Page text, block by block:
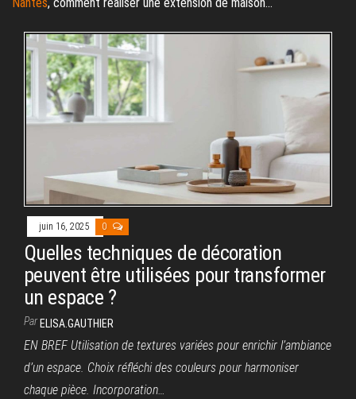
juin 16, 2025 0
Quelles techniques de décoration
peuvent être utilisées pour transformer
un espace ?
Par ELISA.GAUTHIER
EN BREF Utilisation de textures variées pour enrichir l’ambiance
d’un espace. Choix réfléchi des couleurs pour harmoniser
chaque pièce. Incorporation…